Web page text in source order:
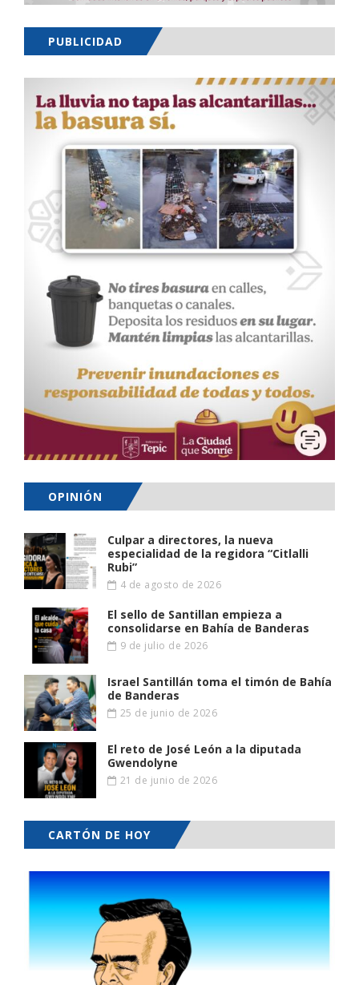
PUBLICIDAD
OPINIÓN
Culpar a directores, la nueva
especialidad de la regidora “Citlalli
Rubi”
4 de agosto de 2026
El sello de Santillan empieza a
consolidarse en Bahía de Banderas
9 de julio de 2026
Israel Santillán toma el timón de Bahía
de Banderas
25 de junio de 2026
El reto de José León a la diputada
Gwendolyne
21 de junio de 2026
CARTÓN DE HOY